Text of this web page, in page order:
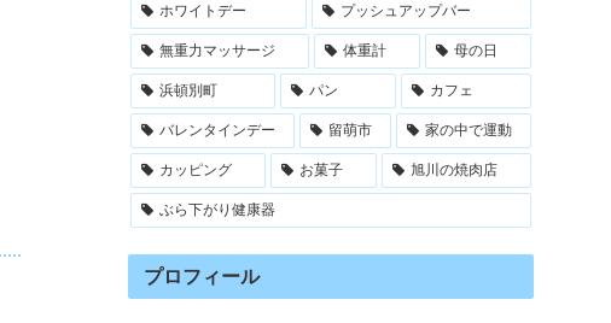
ホワイトデー プッシュアップバー
無重力マッサージ 体重計 母の日
浜頓別町 パン カフェ
バレンタインデー 留萌市 家の中で運動
カッピング お菓子 旭川の焼肉店
ぶら下がり健康器
プロフィール